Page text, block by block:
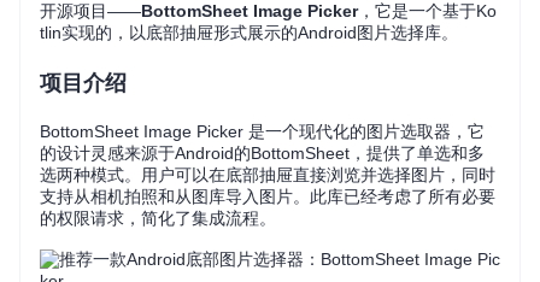
开源项目——BottomSheet Image Picker，它是一个基于Ko
tlin实现的，以底部抽屉形式展示的Android图片选择库。
项目介绍
BottomSheet Image Picker 是一个现代化的图片选取器，它
的设计灵感来源于Android的BottomSheet，提供了单选和多
选两种模式。用户可以在底部抽屉直接浏览并选择图片，同时
支持从相机拍照和从图库导入图片。此库已经考虑了所有必要
的权限请求，简化了集成流程。